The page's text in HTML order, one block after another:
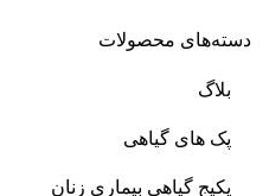
دسته‌های محصولات
بلاگ
پک های گیاهی
پکیج گیاهی بیماری زنان